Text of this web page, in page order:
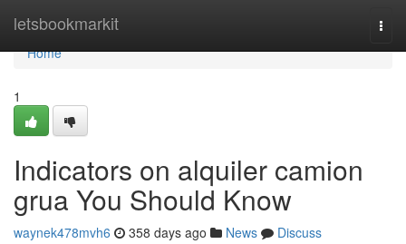
letsbookmarkit
Home
Home
1
Indicators on alquiler camion
grua You Should Know
waynek478mvh6 358 days ago News
Discuss